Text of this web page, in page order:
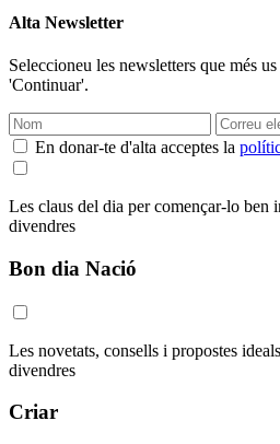
Alta Newsletter
Seleccioneu les newsletters que més
'Continuar'.
En donar-te d'alta acceptes la
Les claus del dia per començar-lo ben
divendres
Bon dia Nació
Les novetats, consells i propostes
divendres
Criar